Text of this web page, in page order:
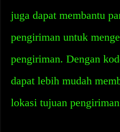
juga dapat membantu
pengiriman untuk
pengiriman. Dengan
dapat lebih mudah
lokasi tujuan